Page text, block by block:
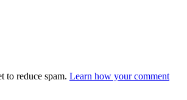
to reduce spam. Learn how your comment